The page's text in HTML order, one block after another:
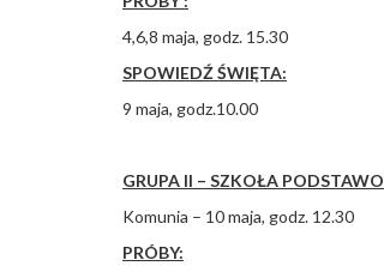
4,6,8 maja, godz. 15.30
SPOWIEDŹ ŚWIĘTA:
9 maja, godz.10.00
GRUPA II – SZKOŁA
Komunia – 10 maja, godz. 12.30
PRÓBY: